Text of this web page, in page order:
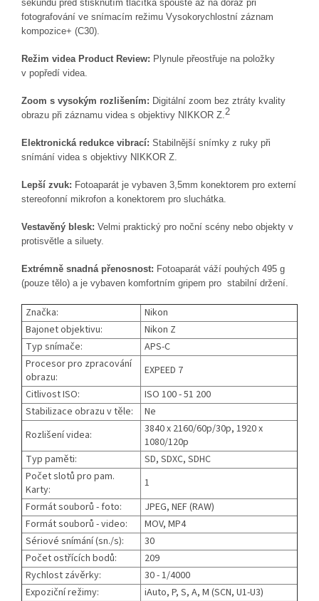
sekundu před stisknutím tlačítka spouště až na doraz při
fotografování ve snímacím režimu Vysokorychlostní záznam
kompozice+ (C30).
Režim videa Product Review: Plynule přeostřuje na položky
v popředí videa.
Zoom s vysokým rozlišením: Digitální zoom bez ztráty kvality
obrazu při záznamu videa s objektivy NIKKOR Z.2
Elektronická redukce vibrací: Stabilnější snímky z ruky při
snímání videa s objektivy NIKKOR Z.
Lepší zvuk: Fotoaparát je vybaven 3,5mm konektorem pro externí
stereofonní mikrofon a konektorem pro sluchátka.
Vestavěný blesk: Velmi praktický pro noční scény nebo objekty v
protisvětle a siluety.
Extrémně snadná přenosnost: Fotoaparát váží pouhých 495 g
(pouze tělo) a je vybaven komfortním gripem pro stabilní držení.
Značka:
Nikon
Bajonet objektivu:
Nikon Z
Typ snímače:
APS-C
Procesor pro zpracování
obrazu:
EXPEED 7
Citlivost ISO:
ISO 100 - 51 200
Stabilizace obrazu v těle:
Ne
Rozlišení videa:
3840 x 2160/60p/30p, 1920 x
1080/120p
Typ paměti:
SD, SDXC, SDHC
Počet slotů pro pam.
Karty:
1
Formát souborů - foto:
JPEG, NEF (RAW)
Formát souborů - video:
MOV, MP4
Sériové snímání (sn./s):
30
Počet ostřících bodů:
209
Rychlost závěrky:
30 - 1/4000
Expoziční režimy:
iAuto, P, S, A, M (SCN, U1-U3)